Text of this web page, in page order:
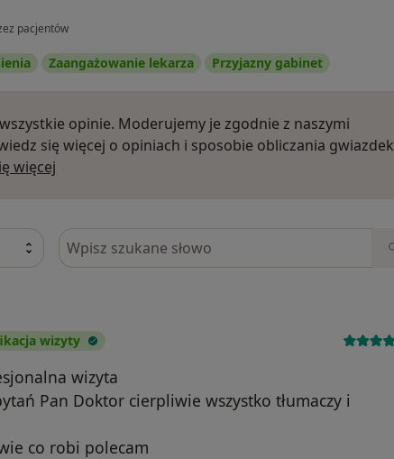
pacjentów
Zaangażowanie lekarza Przyjazny gabinet
opinie. Moderujemy je zgodnie z naszymi
się więcej o opiniach i sposobie obliczania gwiazdek
więcej
Szukaj w opiniach
wizyty
wizyta
Pan Doktor cierpliwie wszystko tłumaczy i
co robi polecam